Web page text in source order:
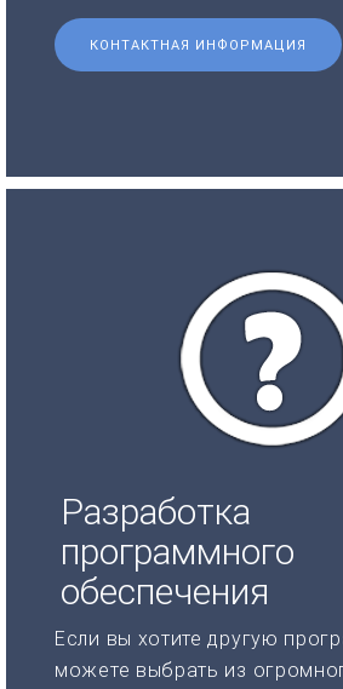
КОНТАКТНАЯ ИНФОРМАЦИЯ
Разработка
программного
обеспечения
Если вы хотите другую
можете выбрать из